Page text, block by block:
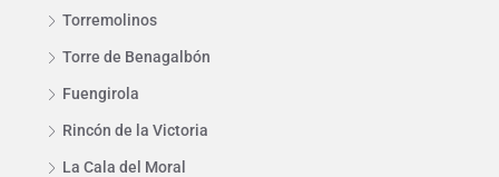
Torremolinos
Torre de Benagalbón
Fuengirola
Rincón de la Victoria
La Cala del Moral